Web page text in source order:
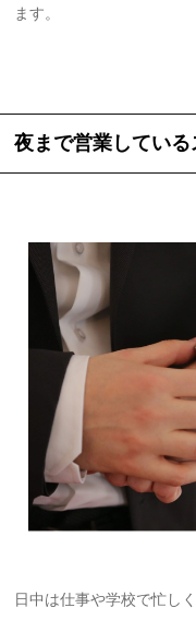
ます。
夜まで営業してい
日中は仕事や学校で忙し